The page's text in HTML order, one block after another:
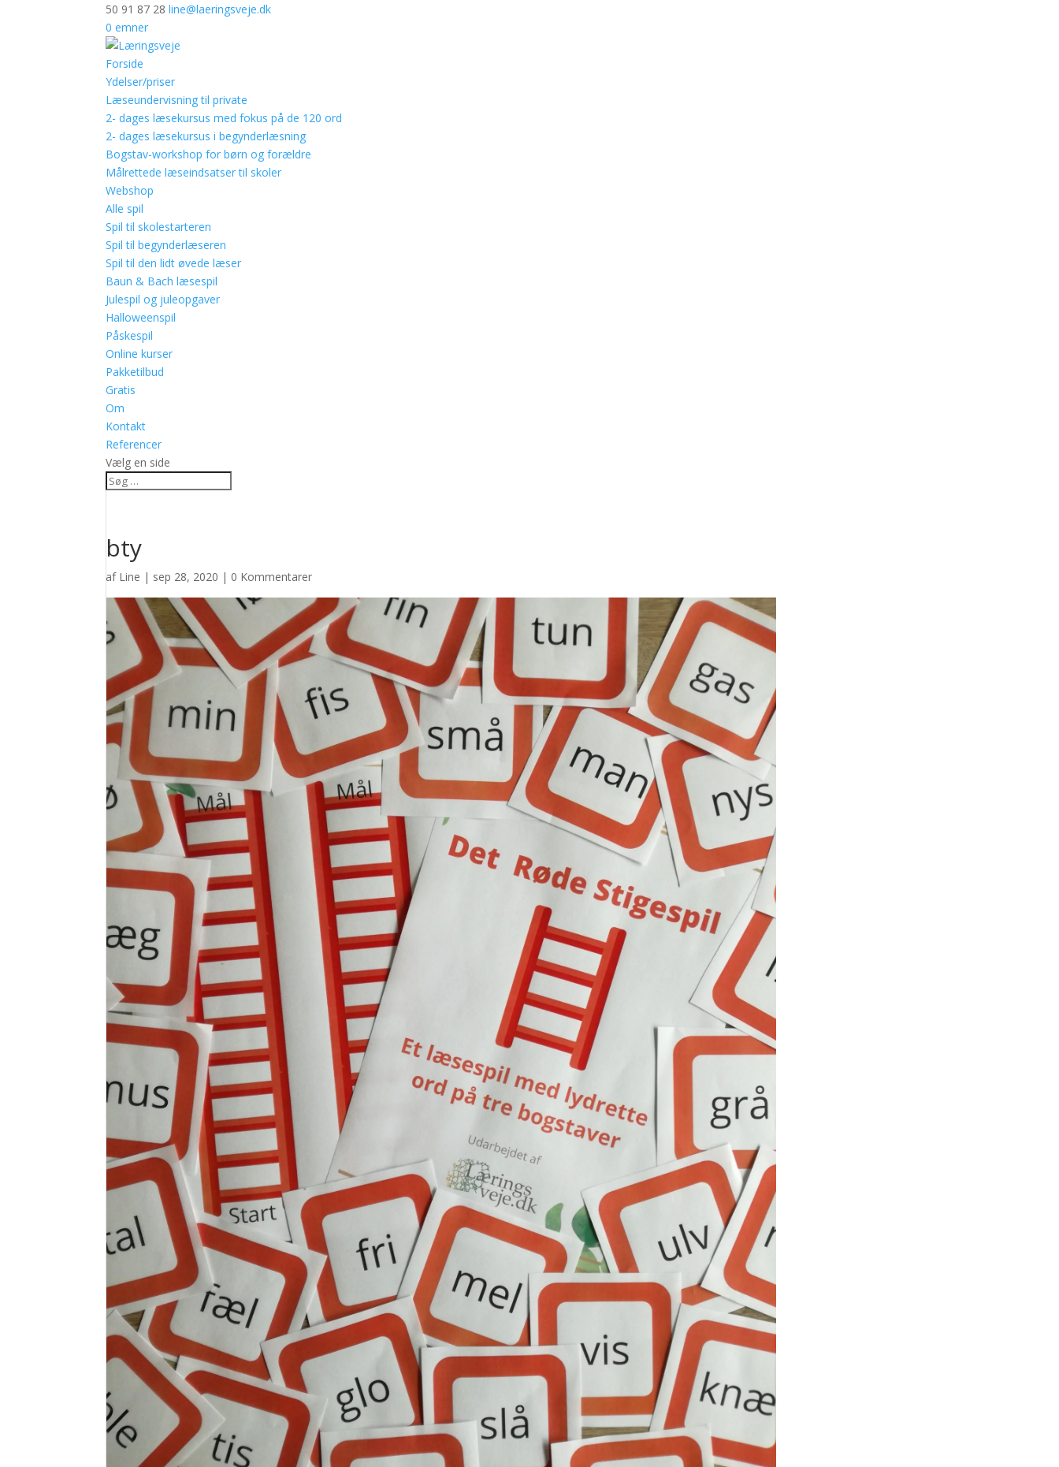
50 91 87 28 line@laeringsveje.dk
0 emner
Forside
Ydelser/priser
Læseundervisning til private
2- dages læsekursus med fokus på de 120 ord
2- dages læsekursus i begynderlæsning
Bogstav-workshop for børn og forældre
Målrettede læseindsatser til skoler
Webshop
Alle spil
Spil til skolestarteren
Spil til begynderlæseren
Spil til den lidt øvede læser
Baun & Bach læsespil
Julespil og juleopgaver
Halloweenspil
Påskespil
Online kurser
Pakketilbud
Gratis
Om
Kontakt
Referencer
Vælg en side
bty
af Line | sep 28, 2020 | 0 Kommentarer